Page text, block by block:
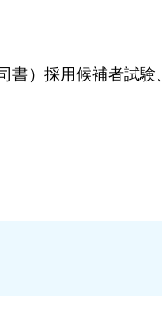
書）採用候補者試験